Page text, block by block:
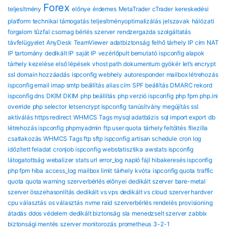
teljesítmény Forex előnye érdemes MetaTrader cTrader kereskedési
platform technikai támogatás teljesítményoptimalizálás jelszavak hálózati
forgalom tűzfal csomag bérlés szerver rendzergazda szolgáltatás
távfelügyelet AnyDesk TeamViewer adatbiztonság felhő tárhely IP cím NAT
IP tartomány dedikált IP saját IP vezérlőpult bemutató ispconfig alapok
tárhely kezelése első lépések vhost path dokumentum gyökér let’s encrypt
ssl domain hozzáadás ispconfig webhely autoresponder mailbox létrehozás
ispconfig email imap smtp beállítás alias cím SPF beállítás DMARC rekord
ispconfig dns DKIM DKIM php beállítás php verzió ispconfig php fpm php.ini
override php selector letsencrypt ispconfig tanúsítvány megújítás ssl
aktiválás https redirect WHMCS Tags mysql adatbázis sql import export db
létrehozás ispconfig phpmyadmin ftp user quota tárhely feltöltés filezilla
csatlakozás WHMCS Tags ftp sftp ispconfig artisan schedule cron log
időzített feladat cronjob ispconfig webstatisztika awstats ispconfig
látogatottság webalizer stats url error_log napló fájl hibakeresés ispconfig
php fpm hiba access_log mailbox limit tárhely kvóta ispconfig quota traffic
quota quota warning szerverbérlés előnyei dedikált szerver bare-metal
szerver összehasonlítás dedikált vs vps dedikált vs cloud szerver hardver
cpu választás os választás nvme raid szerverbérlés rendelés provisioning
átadás ddos védelem dedikált biztonság sla menedzselt szerver zabbix
biztonsági mentés szerver monitorozás prometheus 3-2-1